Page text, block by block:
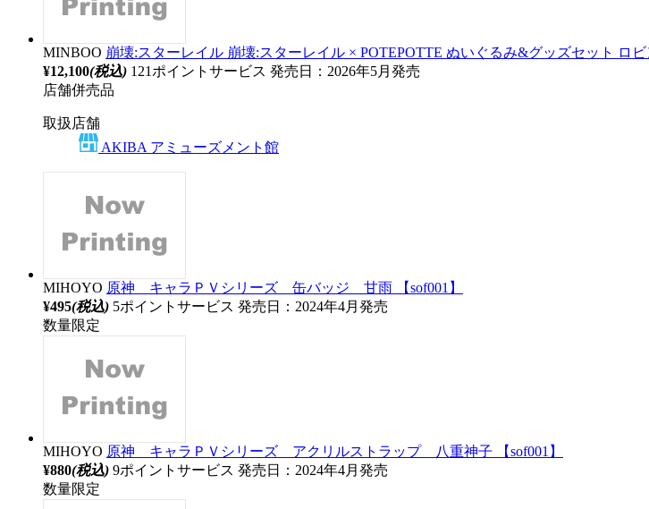
MINBOO 崩壊:スターレイル 崩壊:スターレイル × POTEPOTTE ぬいぐるみ&グッズセット ロビ
¥12,100(税込) 121ポイントサービス 発売日：2026年5月発売
店舗併売品
取扱店舗
AKIBA アミューズメント館
MIHOYO 原神 キャラＰＶシリーズ 缶バッジ 甘雨 【sof001】
¥495(税込) 5ポイントサービス 発売日：2024年4月発売
数量限定
MIHOYO 原神 キャラＰＶシリーズ アクリルストラップ 八重神子 【sof001】
¥880(税込) 9ポイントサービス 発売日：2024年4月発売
数量限定